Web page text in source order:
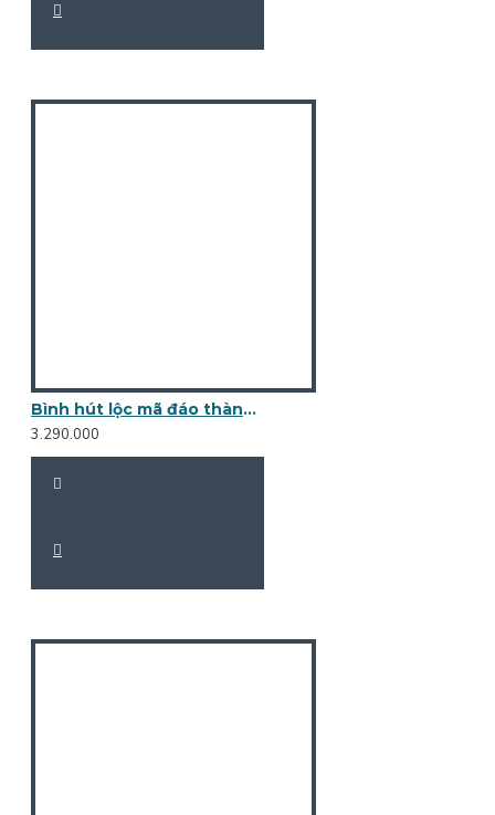
Bình hút lộc mã đáo thành công vẽ vàng cao 30cm BL19A
3.290.000